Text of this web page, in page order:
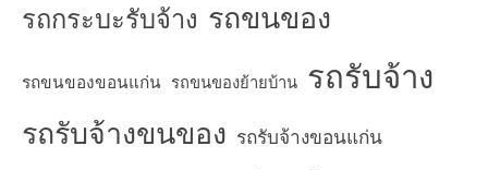
รถกระบะรับจ้าง รถขนของ
รถขนของขอนแก่น รถขนของย้ายบ้าน รถรับจ้าง
รถรับจ้างขนของ รถรับจ้างขอนแก่น